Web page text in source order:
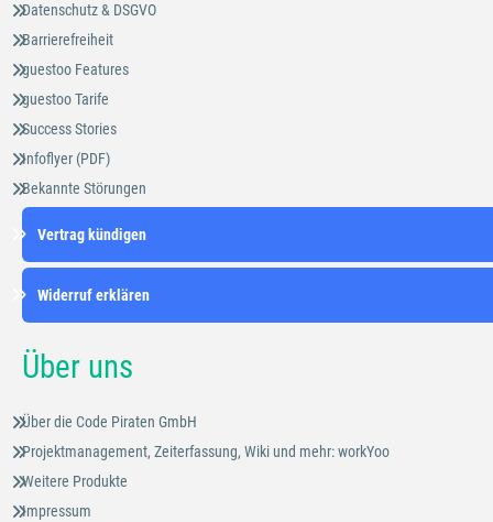
Datenschutz & DSGVO
Barrierefreiheit
guestoo Features
guestoo Tarife
Success Stories
Infoflyer (PDF)
Bekannte Störungen
Vertrag kündigen
Widerruf erklären
Über uns
Über die Code Piraten GmbH
Projektmanagement, Zeiterfassung, Wiki und mehr: workYoo
Weitere Produkte
Impressum